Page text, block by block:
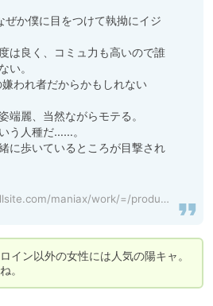
ぜか僕に目をつけて執拗にイジ
は良く、コミュ力も高いので誰
い。
われ者だからかもしれない
端麗、当然ながらモテる。
う人種だ……。
に歩いているところが目撃され
maniax/work/=/product_id/RJ01178632.html
イン以外の女性には人気の陽キャ。
。